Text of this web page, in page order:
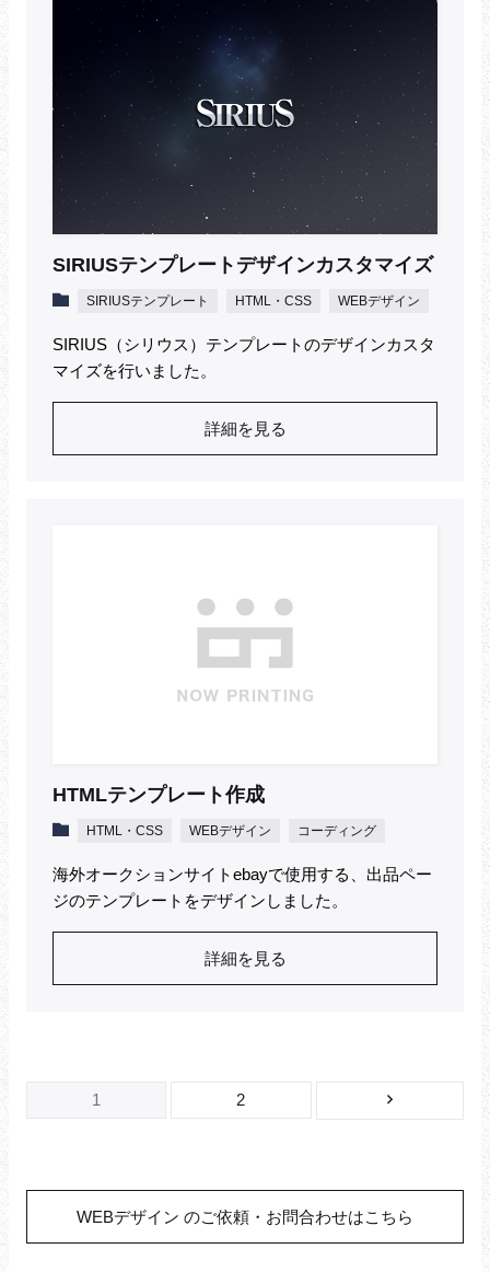
SIRIUSテンプレートデザインカスタマイズ
SIRIUSテンプレート HTML・CSS WEBデザイン
SIRIUS（シリウス）テンプレートのデザインカスタ
マイズを行いました。
詳細を見る
HTMLテンプレート作成
HTML・CSS WEBデザイン コーディング
海外オークションサイトebayで使用する、出品ペー
ジのテンプレートをデザインしました。
詳細を見る
フ
ン
1 2
WEBデザイン のご依頼・お問合わせはこちら